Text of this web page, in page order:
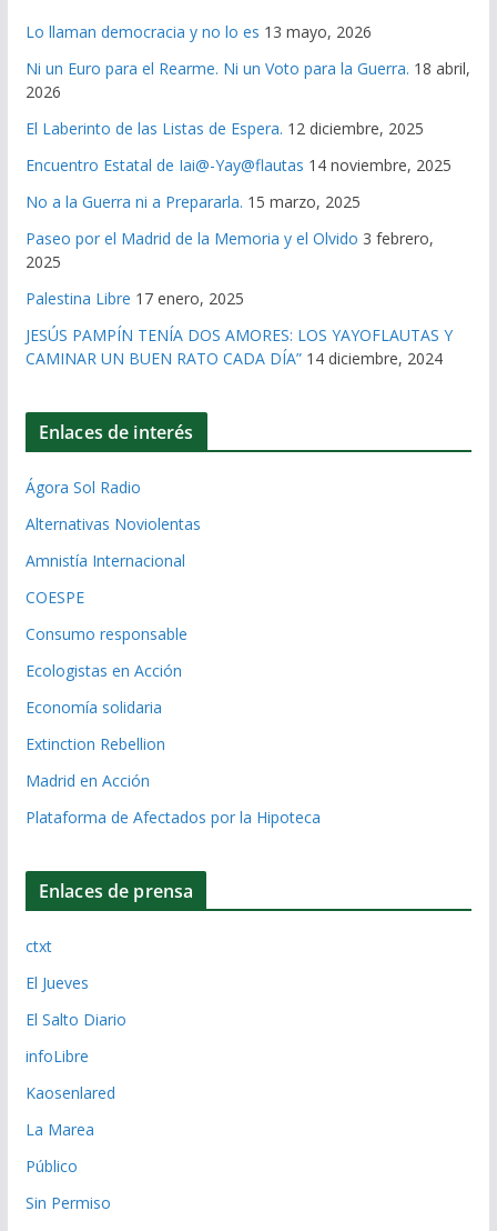
Lo llaman democracia y no lo es 13 mayo, 2026
Ni un Euro para el Rearme. Ni un Voto para la Guerra. 18 abril,
2026
El Laberinto de las Listas de Espera. 12 diciembre, 2025
Encuentro Estatal de Iai@-Yay@flautas 14 noviembre, 2025
No a la Guerra ni a Prepararla. 15 marzo, 2025
Paseo por el Madrid de la Memoria y el Olvido 3 febrero,
2025
Palestina Libre 17 enero, 2025
JESÚS PAMPÍN TENÍA DOS AMORES: LOS YAYOFLAUTAS Y
CAMINAR UN BUEN RATO CADA DÍA” 14 diciembre, 2024
Enlaces de interés
Ágora Sol Radio
Alternativas Noviolentas
Amnistía Internacional
COESPE
Consumo responsable
Ecologistas en Acción
Economía solidaria
Extinction Rebellion
Madrid en Acción
Plataforma de Afectados por la Hipoteca
Enlaces de prensa
ctxt
El Jueves
El Salto Diario
infoLibre
Kaosenlared
La Marea
Público
Sin Permiso